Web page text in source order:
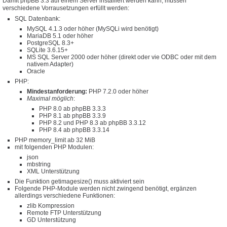
verschiedene Vorrausetzungen erfüllt werden:
SQL Datenbank:
MySQL 4.1.3 oder höher (MySQLi wird benötigt)
MariaDB 5.1 oder höher
PostgreSQL 8.3+
SQLite 3.6.15+
MS SQL Server 2000 oder höher (direkt oder vie ODBC oder mit dem
nativem Adapter)
Oracle
PHP:
Mindestanforderung: PHP 7.2.0 oder höher
Maximal möglich:
PHP 8.0 ab phpBB 3.3.3
PHP 8.1 ab phpBB 3.3.9
PHP 8.2 und PHP 8.3 ab phpBB 3.3.12
PHP 8.4 ab phpBB 3.3.14
PHP memory_limit ab 32 MiB
mit folgenden PHP Modulen:
json
mbstring
XML Unterstützung
Die Funktion getimagesize() muss aktiviert sein
Folgende PHP-Module werden nicht zwingend benötigt, ergänzen
allerdings verschiedene Funktionen:
zlib Kompression
Remote FTP Unterstützung
GD Unterstützung